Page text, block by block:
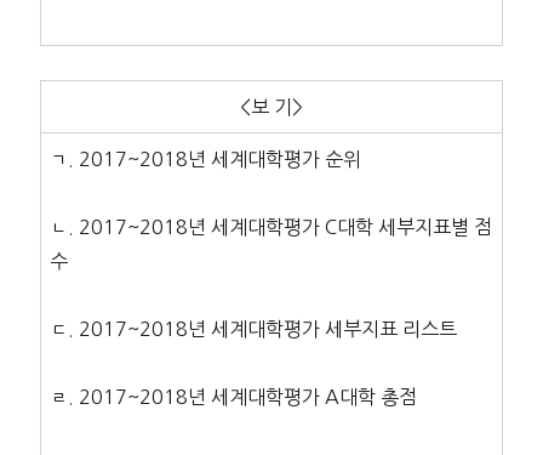
<보 기>
ㄱ. 2017~2018년 세계대학평가 순위
ㄴ. 2017~2018년 세계대학평가 C대학 세부지표별 점
수
ㄷ. 2017~2018년 세계대학평가 세부지표 리스트
ㄹ. 2017~2018년 세계대학평가 A대학 총점